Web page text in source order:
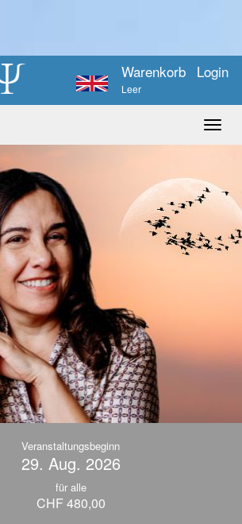
Login
Warenkorb
Leer
Veranstaltungsbeginn
29. Aug. 2026
für alle
CHF 480,00